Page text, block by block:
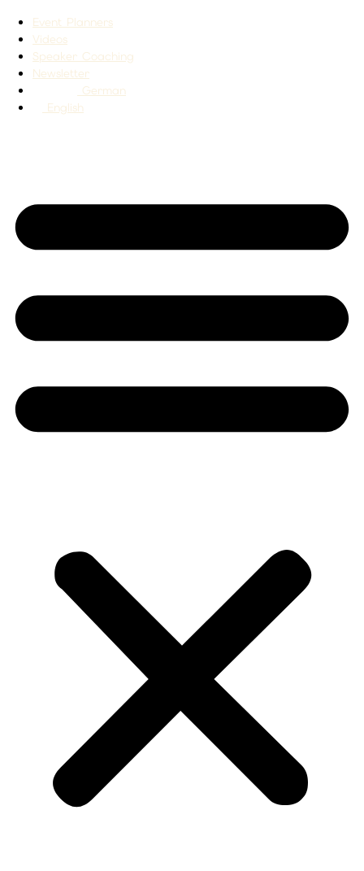
Event Planners
Videos
Speaker Coaching
Newsletter
German
English